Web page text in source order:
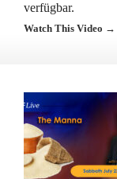
verfügbar.
Watch This Video →